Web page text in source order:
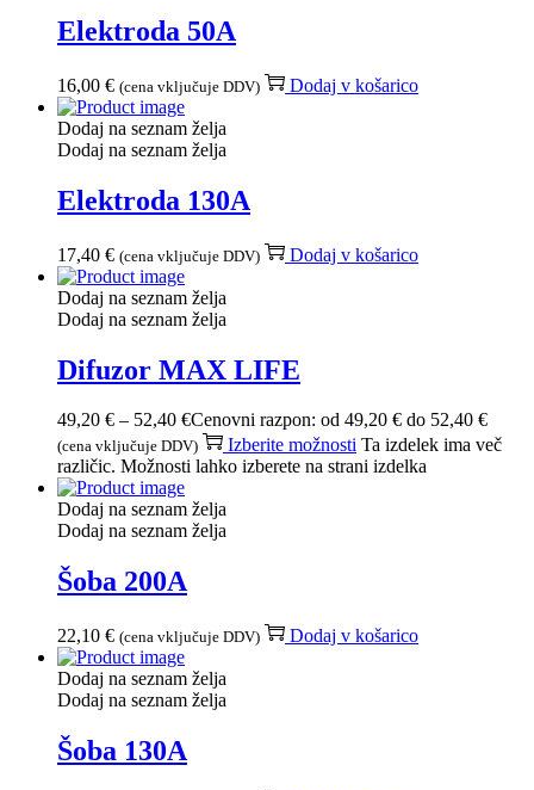
Elektroda 50A
16,00 € (cena vključuje DDV) Dodaj v košarico
Dodaj na seznam želja
Dodaj na seznam želja
Elektroda 130A
17,40 € (cena vključuje DDV) Dodaj v košarico
Dodaj na seznam želja
Dodaj na seznam želja
Difuzor MAX LIFE
49,20 € – 52,40 €Cenovni razpon: od 49,20 € do 52,40 €
(cena vključuje DDV) Izberite možnosti Ta izdelek ima več
različic. Možnosti lahko izberete na strani izdelka
Dodaj na seznam želja
Dodaj na seznam želja
Šoba 200A
22,10 € (cena vključuje DDV) Dodaj v košarico
Dodaj na seznam želja
Dodaj na seznam želja
Šoba 130A